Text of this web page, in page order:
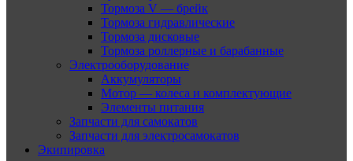
Тормоза V — брейк
Тормоза гидравлические
Тормоза дисковые
Тормоза роллерные и барабанные
Электрооборудование
Аккумуляторы
Мотор — колеса и комплектующие
Элементы питания
Запчасти для самокатов
Запчасти для электросамокатов
Экипировка